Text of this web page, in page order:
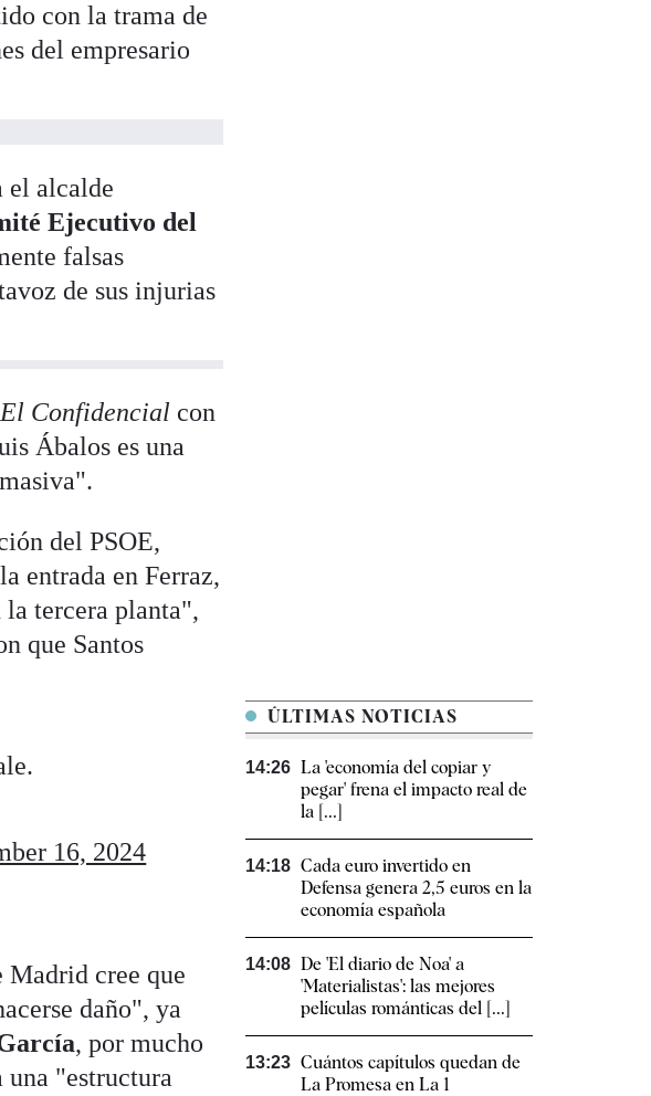
con la trama de
del empresario
el alcalde
Ejecutivo del
falsas
de sus injurias
El Confidencial con
Ábalos es una
del PSOE,
entrada en Ferraz,
la tercera planta",
que Santos
16, 2024
Madrid cree que
daño", ya
, por mucho
una "estructura
ÚLTIMAS NOTICIAS
14:26 La 'economía del copiar y
pegar' frena el impacto real de
la [...]
14:18 Cada euro invertido en
Defensa genera 2,5 euros en la
economía española
14:08 De 'El diario de Noa' a
'Materialistas': las mejores
películas románticas del [...]
13:23 Cuántos capítulos quedan de
La Promesa en La 1